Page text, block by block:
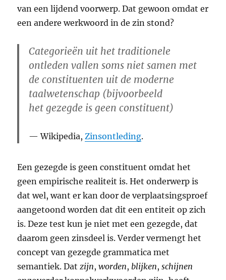
van een lijdend voorwerp. Dat gewoon omdat er
een andere werkwoord in de zin stond?
Categorieën uit het traditionele
ontleden vallen soms niet samen met
de constituenten uit de moderne
taalwetenschap (bijvoorbeeld
het gezegde is geen constituent)
Wikipedia,Zinsontleding.
Een gezegde is geen constituent omdat het
geen empirische realiteit is. Het onderwerp is
dat wel, want er kan door de verplaatsingsproef
aangetoond worden dat dit een entiteit op zich
is. Deze test kun je niet met een gezegde, dat
daarom geen zinsdeel is. Verder vermengt het
concept van gezegde grammatica met
semantiek. Datzijn,worden, blijken,schijnen